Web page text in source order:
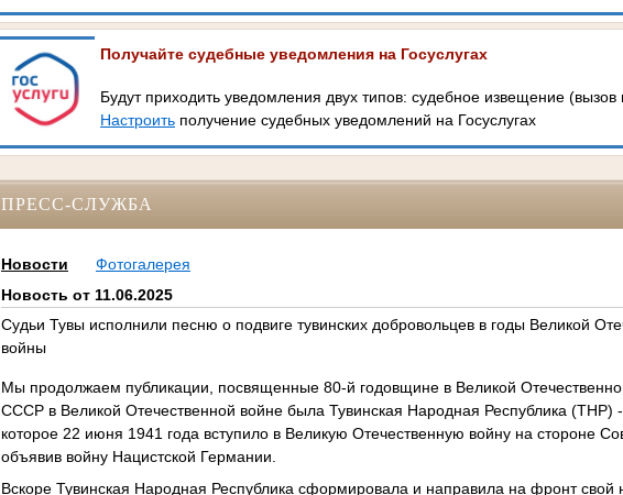
Получайте судебные уведомления на Госуслугах
Будут приходить уведомления двух типов: судебное извещение (вызов
Настроить получение судебных уведомлений на Госуслугах
ПРЕСС-СЛУЖБА
Новости
Фотогалерея
Новость от 11.06.2025
Судьи Тувы исполнили песню о подвиге тувинских добровольцев в годы Великой
войны
Мы продолжаем публикации, посвященные 80-й годовщине в Великой
СССР в Великой Отечественной войне была Тувинская Народная Республика (ТНР) -
которое 22 июня 1941 года вступило в Великую Отечественную войну на стороне
объявив войну Нацистской Германии.
Вскоре Тувинская Народная Республика сформировала и направила на фронт свой